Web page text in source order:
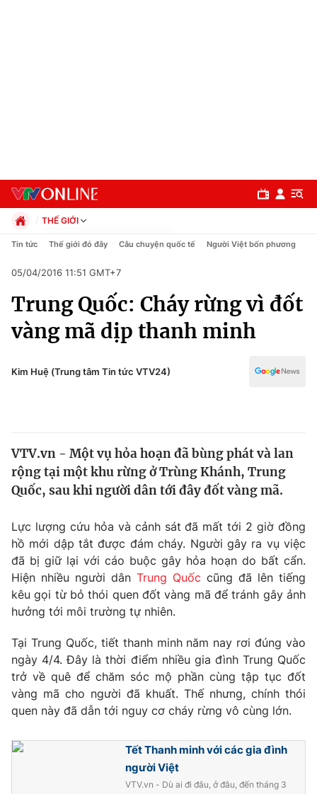
Chuyên mục
Chính trị
Thế giới
Thế giới đó đây
Câu chuyện quốc tế
Kinh tế
Tài chính
Thị trường
Góc doanh nghiệp
Dữ liệu và đời sống
Truyền hình
Phim VTV
Hậu trường
Nhân vật
Giải sao mai
Giải trí
Điện ảnh
Âm nhạc
Đời sống
Du lịch
Làm đẹp
THẾ GIỚI
Chính trị
Pháp luật
Kinh tế
Thể thao
Truyền hình
Y tế
Tin tức Thế giới đó đây Câu chuyện quốc tế Người Việt bốn phương
05/04/2016 11:51 GMT+7
Trung Quốc: Cháy rừng vì đốt
vàng mã dịp thanh minh
Kim Huệ (Trung tâm Tin tức VTV24)
VTV.vn - Một vụ hỏa hoạn đã bùng phát và lan
rộng tại một khu rừng ở Trùng Khánh, Trung
Quốc, sau khi người dân tới đây đốt vàng mã.
Lực lượng cứu hỏa và cảnh sát đã mất tới 2 giờ đồng
hồ mới dập tắt được đám cháy. Người gây ra vụ việc
đã bị giữ lại với cáo buộc gây hỏa hoạn do bất cẩn.
Hiện nhiều người dân Trung Quốc cũng đã lên tiếng
kêu gọi từ bỏ thói quen đốt vàng mã để tránh gây ảnh
hưởng tới môi trường tự nhiên.
Tại Trung Quốc, tiết thanh minh năm nay rơi đúng vào
ngày 4/4. Đây là thời điểm nhiều gia đình Trung Quốc
trở về quê để chăm sóc mộ phần cùng tập tục đốt
vàng mã cho người đã khuất. Thế nhưng, chính thói
quen này đã dẫn tới nguy cơ cháy rừng vô cùng lớn.
Tết Thanh minh với các gia đình
người Việt
VTV.vn - Dù ai đi đâu, ở đâu, đến tháng 3